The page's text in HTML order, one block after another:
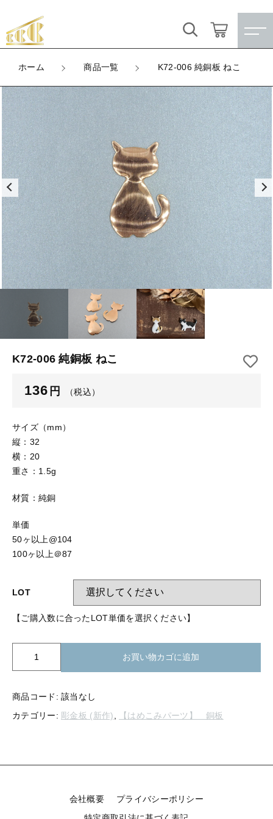
ホーム 商品一覧 K72-006 純銅板 ねこ
K72-006 純銅板 ねこ
136 円 （税込）
サイズ（mm）
縦：32
横：20
重さ：1.5g
材質：純銅
単価
50ヶ以上@104
100ヶ以上＠87
LOT
【ご購入数に合ったLOT単価を選択ください】
銅
ね
お買い物カゴに追加
商品コード:該当なし
カテゴリー: 彫金板 (新作), 【はめこみパーツ】 銅板
会社概要
プライバシーポリシー
カートに商品を追加しました
LOT
数量
（税込）
ショッピングを続ける
カートを確認する
お気に入り
すべての商品
★訳ありアウトレット★
【メッキ付】 製品
【メッキ付】 ブローチ台
【はめこみパーツ】 銅板
【はめこみパーツ】 アルミ板
【はめこみパーツ】 アミ
【表金具】 皿・ミール皿
【表金具】 浅皿
【表金具】 透かしパーツ
【表金具】 平板
【表金具】 プレート
【留め金具】 ブローチピン
【留め金具】 丸カン・小判カン
【留め金具】 指輪
【留め金具】 クリップ・差込
【留め金具】 マスク用クリップ
【留め金具】 ネクタイピン
【留め金具】 蝶タック
【留め金具】 タイタック
【留め金具】 スライダー
【留め金具】 スカーフ留め
【留め金具】 スティックピン
すべて
★訳ありアウトレット★
【メッキ付】 製品
【メッキ付】 ブローチ台
【はめこみパーツ】 銅板
【はめこみパーツ】 アルミ板
【はめこみパーツ】 アミ
【表金具】 皿・ミール皿
【表金具】 浅皿
【表金具】 押皿・挽物
【留め金具】 丸カン・小判カン
【留め金具】 指輪
【留め金具】 イヤリング
【留め金具】 マスク用クリップ
こだわり検索
親カテゴリ
子カテゴリ
価格帯
～
在庫あり セール